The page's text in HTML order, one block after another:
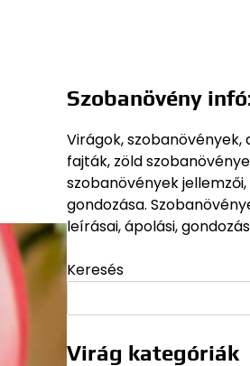
Szobanövény
Virágok, szobanövények,
fajták, zöld
szobanövények
gondozása.
leírásai, ápolási,
Keresés
Virág kategóriák